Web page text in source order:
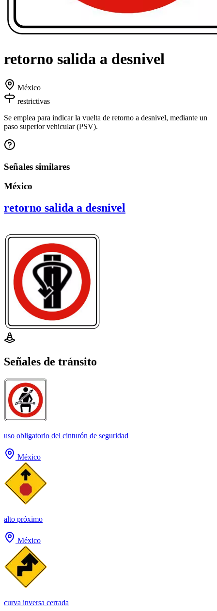
retorno salida a desnivel
México
restrictivas
Se emplea para indicar la vuelta de retorno a desnivel, mediante un
paso superior vehicular (PSV).
Señales similares
México
retorno salida a desnivel
Señales de tránsito
uso obligatorio del cinturón de seguridad
México
alto próximo
México
curva inversa cerrada